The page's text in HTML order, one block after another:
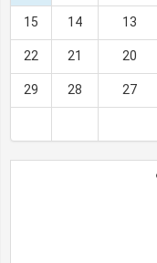
13
14
15
20
21
22
27
28
29